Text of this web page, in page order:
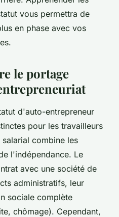
vous permettra de
en phase avec vos
le portage
d'auto-entrepreneur
pour les travailleurs
combine les
l'indépendance. Le
avec une société de
administratifs, leur
sociale complète
chômage). Cependant,